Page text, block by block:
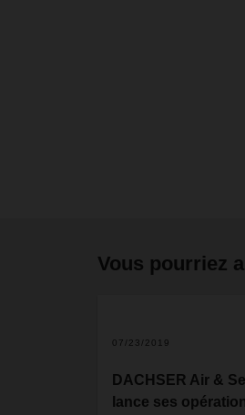
Vous pourriez
07/23/2019
DACHSER Air &
lance ses